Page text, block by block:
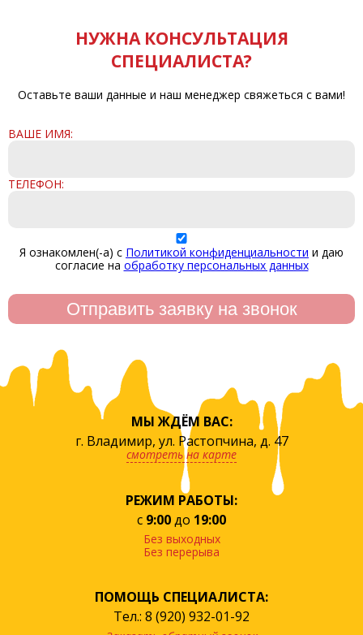
НУЖНА КОНСУЛЬТАЦИЯ
СПЕЦИАЛИСТА?
Оставьте ваши данные и наш менеджер свяжеться с вами!
ВАШЕ ИМЯ:
ТЕЛЕФОН:
Я ознакомлен(-а) с Политикой конфиденциальности и даю
согласие на обработку персональных данных
МЫ ЖДЁМ ВАС:
г. Владимир, ул. Растопчина, д. 47
смотреть на карте
РЕЖИМ РАБОТЫ:
с 9:00до 19:00
Без выходных
Без перерыва
ПОМОЩЬ СПЕЦИАЛИСТА:
Тел.: 8 (920) 932-01-92